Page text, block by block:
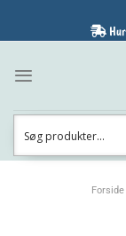
Forside